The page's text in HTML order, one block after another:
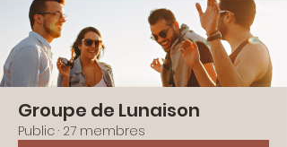
Groupe de Lunaison
Public · 27 membres